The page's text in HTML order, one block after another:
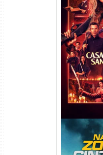
Viúva
720p/